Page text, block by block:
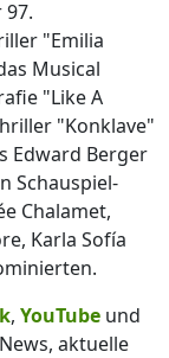
"Emilia
Musical
"Like A
"Konklave"
Edward Berger
Schauspiel-
Chalamet,
Karla Sofía
, YouTube und
aktuelle